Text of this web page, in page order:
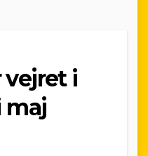
vejret i
maj